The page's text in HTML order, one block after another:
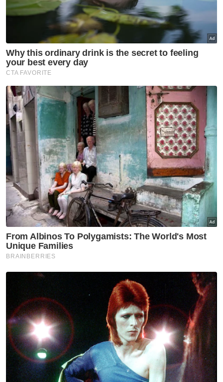
porak-peranda UMNO - Shabery
Pas bertanding satu kerusi PRK Pulai, Simpang
Dalam pada itu, beliau berkara faktor utama
yang perlu diambil kira dalam pembahagian
kerusi tidak hanya terhad kepada persoalan
mengenai penyatuan ummah mahupun bagi
mengelakkan pertandingan tiga penjuru.
untuk tempat macam ini, ia akan menjadi
masalah kepada kita sebab katakanlah kita
tak bertanding di tempat itu dan kita letak
wakil Bersatu, ia akan menjadikan orang undi
dia sebelum ini tak undi dia lagi dan orang kita
UMNO sama manakala Cina dan India pun
tak undi dia. Jadi, PH akan menang,” ujarnya.